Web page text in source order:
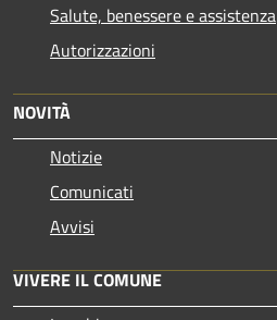
Salute, benessere e assistenza
Autorizzazioni
NOVITÀ
Notizie
Comunicati
Avvisi
VIVERE IL COMUNE